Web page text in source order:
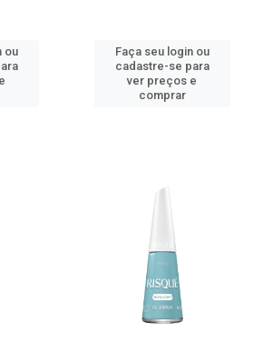
ou
Faça seu login ou
cadastre-se para
ver preços e
comprar